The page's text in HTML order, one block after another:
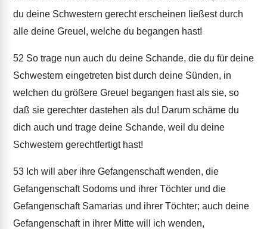
du deine Schwestern gerecht erscheinen ließest durch
alle deine Greuel, welche du begangen hast!
52 So trage nun auch du deine Schande, die du für deine
Schwestern eingetreten bist durch deine Sünden, in
welchen du größere Greuel begangen hast als sie, so
daß sie gerechter dastehen als du! Darum schäme du
dich auch und trage deine Schande, weil du deine
Schwestern gerechtfertigt hast!
53 Ich will aber ihre Gefangenschaft wenden, die
Gefangenschaft Sodoms und ihrer Töchter und die
Gefangenschaft Samarias und ihrer Töchter; auch deine
Gefangenschaft in ihrer Mitte will ich wenden,